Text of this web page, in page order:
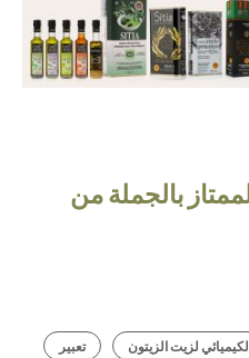
بالجملة من
لزيت الزيتون تعبير